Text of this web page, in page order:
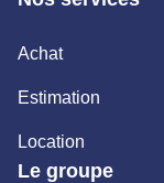
Achat
Estimation
Location
Le groupe